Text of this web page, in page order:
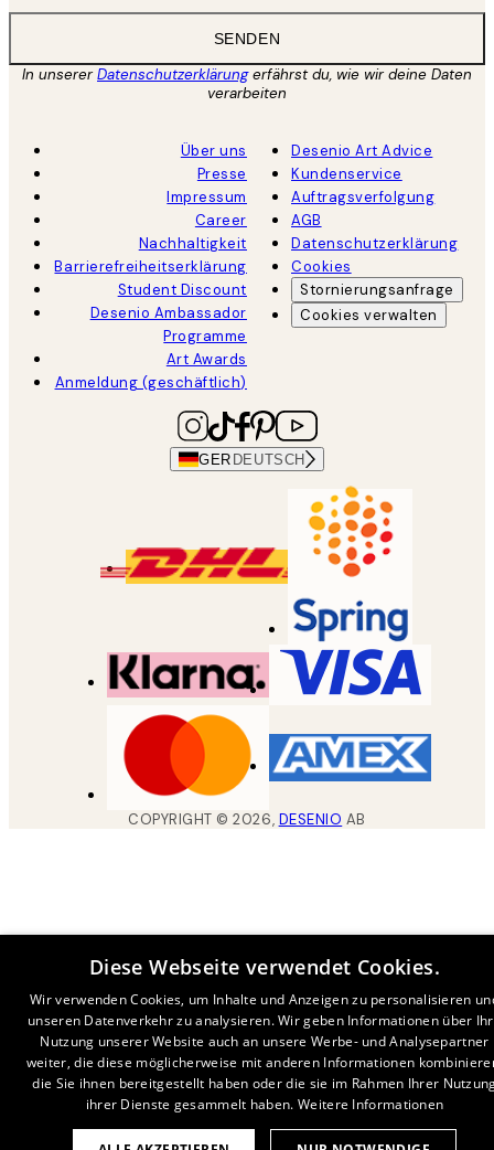
SENDEN
In unsererDatenschutzerklärungerfährst du, wie wir deine Daten
verarbeiten
Über uns
Presse
Impressum
Career
Nachhaltigkeit
Barrierefreiheitserklärung
Student Discount
Desenio Ambassador
Programme
Art Awards
Anmeldung (geschäftlich)
Desenio Art Advice
Kundenservice
Auftragsverfolgung
AGB
Datenschutzerklärung
Cookies
Stornierungsanfrage
Cookies verwalten
GER DEUTSCH
COPYRIGHT ©2026, DESENIO AB
Diese Webseite verwendet Cookies.
Wir verwenden Cookies, um Inhalte und Anzeigen zu personalisieren
unseren Datenverkehr zu analysieren. Wir geben Informationen über
Nutzung unserer Website auch an unsere Werbe- und Analysepartner
weiter, die diese möglicherweise mit anderen Informationen
die Sie ihnen bereitgestellt haben oder die sie im Rahmen Ihrer
ihrer Dienste gesammelt haben. Weitere Informationen